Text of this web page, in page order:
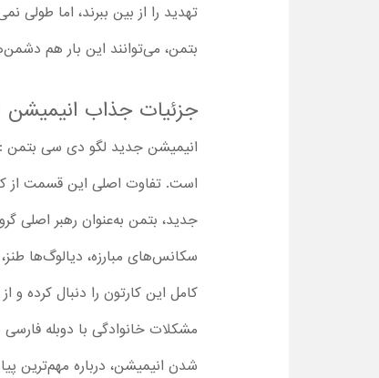
تهدید را از بین ببرند، اما
بتمن، می‌توانند این بار هم
جزئیات جذاب
انیمیشن جدید لگو دی سی بتمن
است. تفاوت اصلی این قسمت از
جدید، بتمن به‌عنوان رهبر اصلی
سکانس‌های مبارزه، دیالوگ‌ها
کامل این کارتون را دنبال
مشکلات خانوادگی با دوبله
شدن انیمیشن، درباره مهم‌ترین